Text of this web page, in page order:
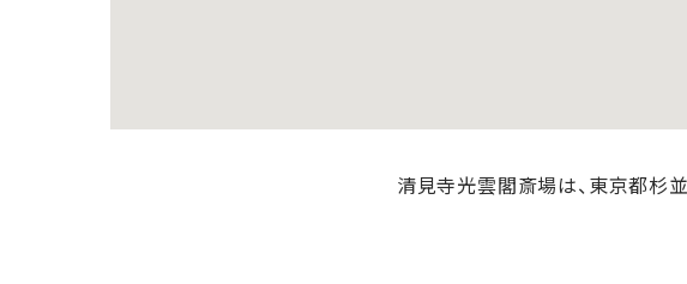
清見寺光雲閣斎場は、東京都杉